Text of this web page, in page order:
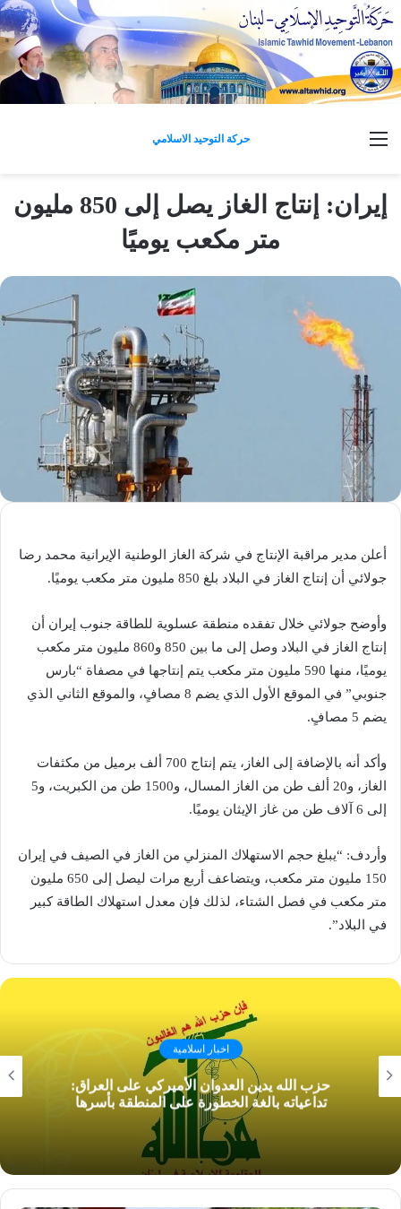
حركة التوحيد الاسلامي القائمة
إيران: إنتاج الغاز يصل إلى 850 مليون
متر مكعب يوميًا
أعلن مدير مراقبة الإنتاج في شركة الغاز الوطنية الإيرانية محمد رضا
جولائي أن إنتاج الغاز في البلاد بلغ 850 مليون متر مكعب يوميًا.
وأوضح جولائي خلال تفقده منطقة عسلوية للطاقة جنوب إيران أن
إنتاج الغاز في البلاد وصل إلى ما بين 850 و860 مليون متر مكعب
يوميًا، منها 590 مليون متر مكعب يتم إنتاجها في مصفاة “بارس
جنوبي” في الموقع الأول الذي يضم 8 مصافٍ، والموقع الثاني الذي
يضم 5 مصافٍ.
وأكد أنه بالإضافة إلى الغاز، يتم إنتاج 700 ألف برميل من مكثفات
الغاز، و20 ألف طن من الغاز المسال، و1500 طن من الكبريت، و5
إلى 6 آلاف طن من غاز الإيثان يوميًا.
وأردف: “يبلغ حجم الاستهلاك المنزلي من الغاز في الصيف في إيران
150 مليون متر مكعب، ويتضاعف أربع مرات ليصل إلى 650 مليون
متر مكعب في فصل الشتاء، لذلك فإن معدل استهلاك الطاقة كبير
في البلاد”.
اخبار اسلامية
حزب الله يدين العدوان الأميركي على العراق:
تداعياته بالغة الخطورة على المنطقة بأسرها